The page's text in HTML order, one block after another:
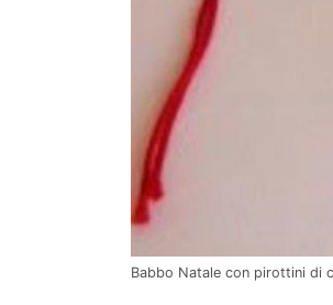
Babbo Natale con pirottini di